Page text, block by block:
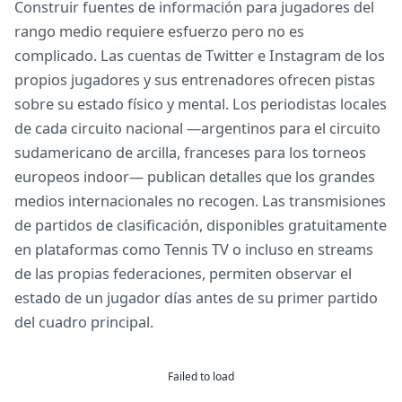
Construir fuentes de información para jugadores del
rango medio requiere esfuerzo pero no es
complicado. Las cuentas de Twitter e Instagram de los
propios jugadores y sus entrenadores ofrecen pistas
sobre su estado físico y mental. Los periodistas locales
de cada circuito nacional —argentinos para el circuito
sudamericano de arcilla, franceses para los torneos
europeos indoor— publican detalles que los grandes
medios internacionales no recogen. Las transmisiones
de partidos de clasificación, disponibles gratuitamente
en plataformas como Tennis TV o incluso en streams
de las propias federaciones, permiten observar el
estado de un jugador días antes de su primer partido
del cuadro principal.
Failed to load